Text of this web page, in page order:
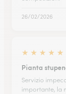
26/02/2026
★ ★ ★ ★ ★
Pianta
Servizio
importante, la